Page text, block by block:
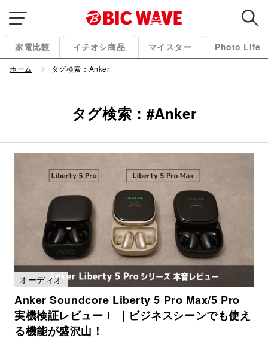
家電比較 イチオシ商品 マイスター Photo Life
ホーム タグ検索： Anker
タグ検索：#Anker
オーディオ
Anker Soundcore Liberty 5 Pro Max/5 Pro
実機検証レビュー！ ｜ビジネスシーンでも使え
る機能が盛沢山！